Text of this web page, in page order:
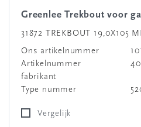
Greenlee Trekbout voor
31872 TREKBOUT 19,0X105
Ons artikelnummer
Artikelnummer
fabrikant
Type nummer
Vergelijk